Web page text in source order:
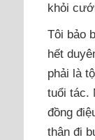
khỏi
Tôi bảo
hết
phải là
tuổi tác.
đồng
thân đi